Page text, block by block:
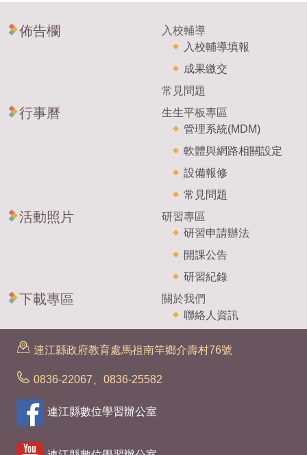
佈告欄
入校輔導
入校輔導填報
成果繳交
常見問題
行事曆
生生平板專區
管理系統(MDM)
軟體與網路相關設定
設備報修
常見問題
活動照片
研習專區
研習申請辦法
開課公告
研習紀錄
下載專區
關於我們
聯絡人資訊
連江縣政府教育處馬祖南竿鄉介壽村76號
0836-22067、0836-25582
連江縣數位學習辦公室